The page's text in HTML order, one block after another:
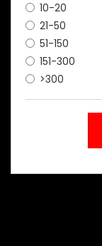
10-20
21-50
51-150
151-300
>300